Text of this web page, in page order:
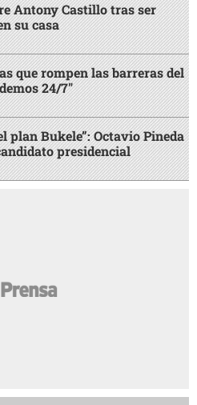
Antony Castillo tras ser
su casa
que rompen las barreras del
24/7"
plan Bukele”: Octavio Pineda
presidencial